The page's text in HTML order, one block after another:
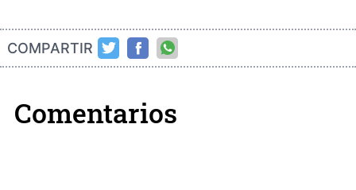
COMPARTIR
Comentarios